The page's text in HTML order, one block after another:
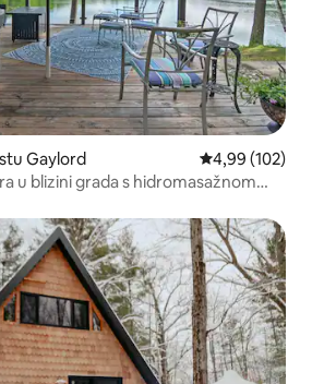
Gaylord Prosječna
4,99 (102)
u blizini grada s hidromasažnom